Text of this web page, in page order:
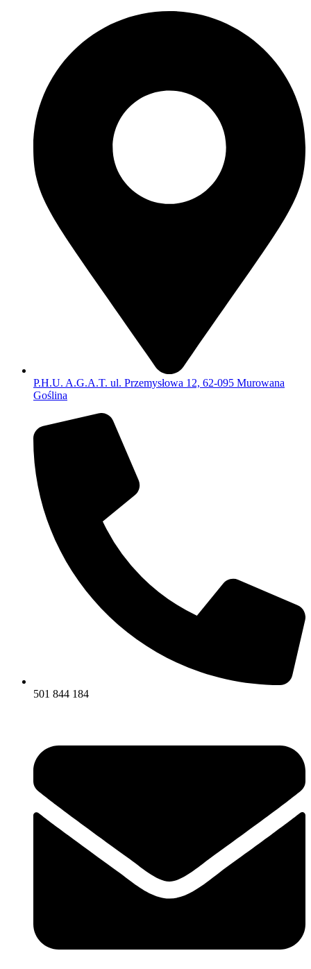
P.H.U. A.G.A.T. ul. Przemysłowa 12, 62-095 Murowana
Goślina
501 844 184